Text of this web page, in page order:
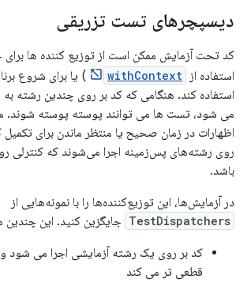
دیسپچرهای تست تزریقی
کد تحت آزمایش ممکن است از توزیع کننده ها برای
استفاده از withContext
) یا برای شروع
استفاده کند. هنگامی که کد بر روی چندین رشته
می شود، تست ها می توانند پوسته پوسته شوند.
اظهارات در زمان صحیح یا منتظر ماندن برای
روی رشته‌های پس‌زمینه اجرا می‌شوند که کنترلی روی
باشد.
در آزمایش‌ها، این توزیع‌کننده‌ها را با نمونه‌هایی از
TestDispatchers جایگزین کنید. این چندین
کد بر روی یک رشته آزمایشی اجرا می شود و
قطعی تر می کند